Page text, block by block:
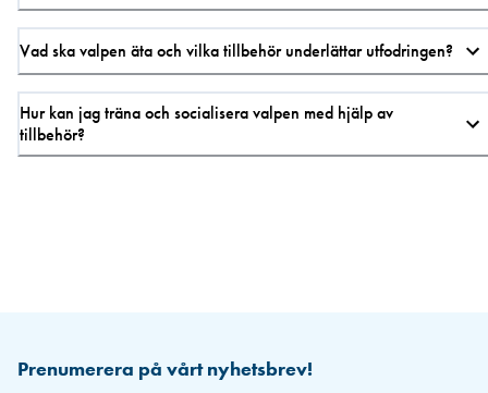
Vad ska valpen äta och vilka tillbehör underlättar utfodringen?
Hur kan jag träna och socialisera valpen med hjälp av
tillbehör?
Prenumerera på vårt nyhetsbrev!